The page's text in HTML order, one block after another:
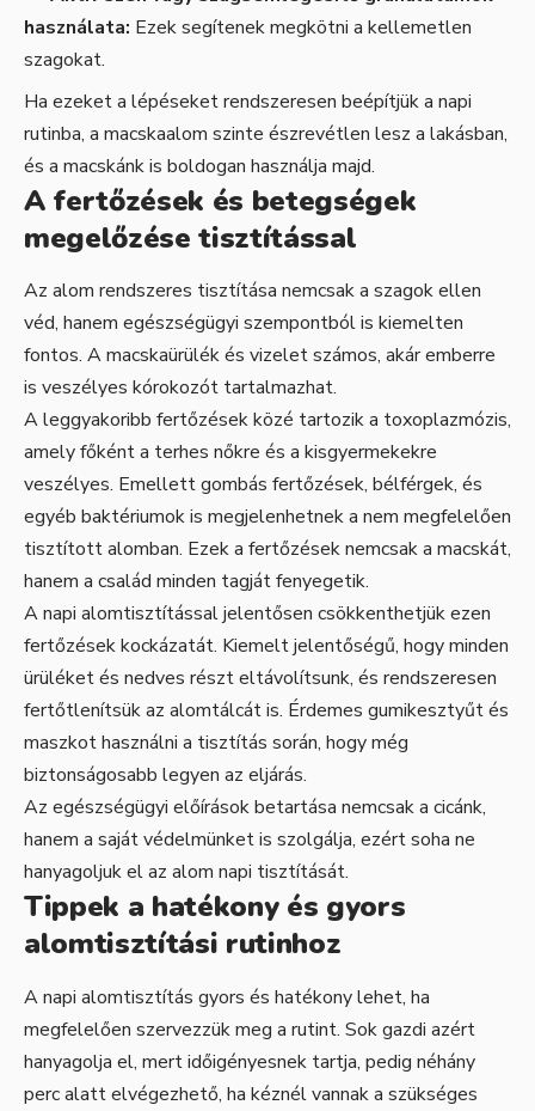
használata: Ezek segítenek megkötni a kellemetlen
szagokat.
Ha ezeket a lépéseket rendszeresen beépítjük a napi
rutinba, a macskaalom szinte észrevétlen lesz a lakásban,
és a macskánk is boldogan használja majd.
A fertőzések és betegségek
megelőzése tisztítással
Az alom rendszeres tisztítása nemcsak a szagok ellen
véd, hanem egészségügyi szempontból is kiemelten
fontos. A macskaürülék és vizelet számos, akár emberre
is veszélyes kórokozót tartalmazhat.
A leggyakoribb fertőzések közé tartozik a toxoplazmózis,
amely főként a terhes nőkre és a kisgyermekekre
veszélyes. Emellett gombás fertőzések, bélférgek, és
egyéb baktériumok is megjelenhetnek a nem megfelelően
tisztított alomban. Ezek a fertőzések nemcsak a macskát,
hanem a család minden tagját fenyegetik.
A napi alomtisztítással jelentősen csökkenthetjük ezen
fertőzések kockázatát. Kiemelt jelentőségű, hogy minden
ürüléket és nedves részt eltávolítsunk, és rendszeresen
fertőtlenítsük az alomtálcát is. Érdemes gumikesztyűt és
maszkot használni a tisztítás során, hogy még
biztonságosabb legyen az eljárás.
Az egészségügyi előírások betartása nemcsak a cicánk,
hanem a saját védelmünket is szolgálja, ezért soha ne
hanyagoljuk el az alom napi tisztítását.
Tippek a hatékony és gyors
alomtisztítási rutinhoz
A napi alomtisztítás gyors és hatékony lehet, ha
megfelelően szervezzük meg a rutint. Sok gazdi azért
hanyagolja el, mert időigényesnek tartja, pedig néhány
perc alatt elvégezhető, ha kéznél vannak a szükséges